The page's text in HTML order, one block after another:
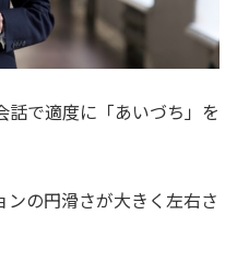
で適度に「あいづち」を
の円滑さが大きく左右さ